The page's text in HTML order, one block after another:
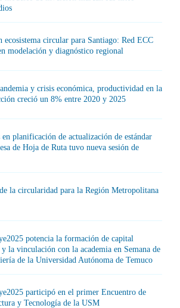
ecosistema circular para Santiago: Red ECC
modelación y diagnóstico regional
y crisis económica, productividad en la
creció un 8% entre 2020 y 2025
en planificación de actualización de estándar
de Hoja de Ruta tuvo nueva sesión de
la circularidad para la Región Metropolitana
potencia la formación de capital
la vinculación con la academia en Semana de
de la Universidad Autónoma de Temuco
participó en el primer Encuentro de
y Tecnología de la USM